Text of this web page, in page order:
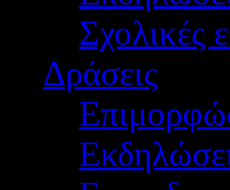
Σχολικές
Δράσεις